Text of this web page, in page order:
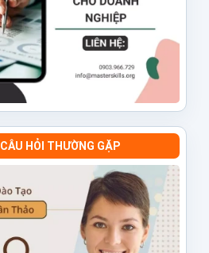
CÂU HỎI THƯỜNG GẶP